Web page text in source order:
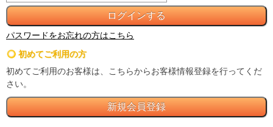
パスワードをお忘れの方はこちら
初めてご利用の方
初めてご利用のお客様は、こちらからお客様情報登録を行ってくだ
さい。